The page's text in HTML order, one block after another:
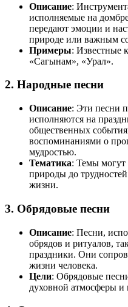
Описание:
исполняемые на
передают эмоции и
природе или важным
Примеры: Известные
«Сагынам», «Урал».
2. Народные песни
Описание: Эти песни
исполняются на
общественных
воспоминаниями о
мудростью.
Тематика: Темы могут
природы до
жизни.
3. Обрядовые песни
Описание: Песни,
обрядов и ритуалов,
праздники. Они
жизни человека.
Цели: Обрядовые
духовной атмосферы